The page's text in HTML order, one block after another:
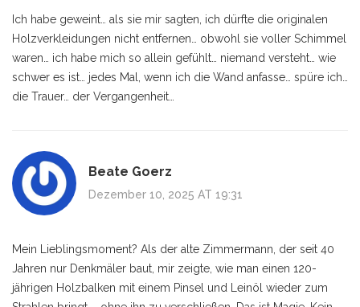
Ich habe geweint… als sie mir sagten, ich dürfte die originalen
Holzverkleidungen nicht entfernen… obwohl sie voller Schimmel
waren… ich habe mich so allein gefühlt… niemand versteht… wie
schwer es ist… jedes Mal, wenn ich die Wand anfasse… spüre ich…
die Trauer… der Vergangenheit…
Beate Goerz
Dezember 10, 2025 AT 19:31
Mein Lieblingsmoment? Als der alte Zimmermann, der seit 40
Jahren nur Denkmäler baut, mir zeigte, wie man einen 120-
jährigen Holzbalken mit einem Pinsel und Leinöl wieder zum